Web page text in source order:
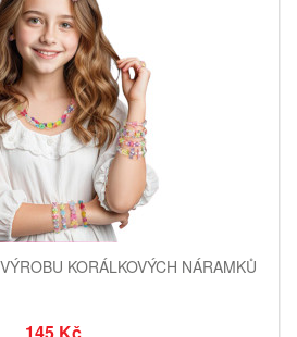
KORÁLKOVÝCH NÁRAMKŮ